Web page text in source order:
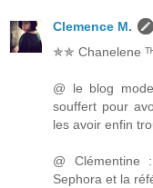
Clemence M.
✯✯ Chanelene
@ le blog
souffert pour
les avoir enfin
@
Sephora et la